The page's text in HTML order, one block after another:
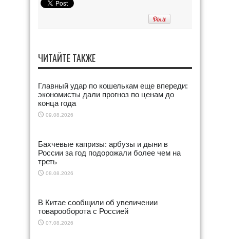
ЧИТАЙТЕ ТАКЖЕ
Главный удар по кошелькам еще впереди:
экономисты дали прогноз по ценам до
конца года
09.08.2026
Бахчевые капризы: арбузы и дыни в
России за год подорожали более чем на
треть
08.08.2026
В Китае сообщили об увеличении
товарооборота с Россией
07.08.2026